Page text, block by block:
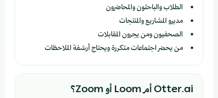
الطلاب والباحثون والمحاضرون
مديرو المشاريع والمنتجات
الصحفيون ومن يجرون المقابلات
من يحضر اجتماعات متكررة ويحتاج أرشفة الملاحظات
Otter.ai أم Loom أو Zoom؟